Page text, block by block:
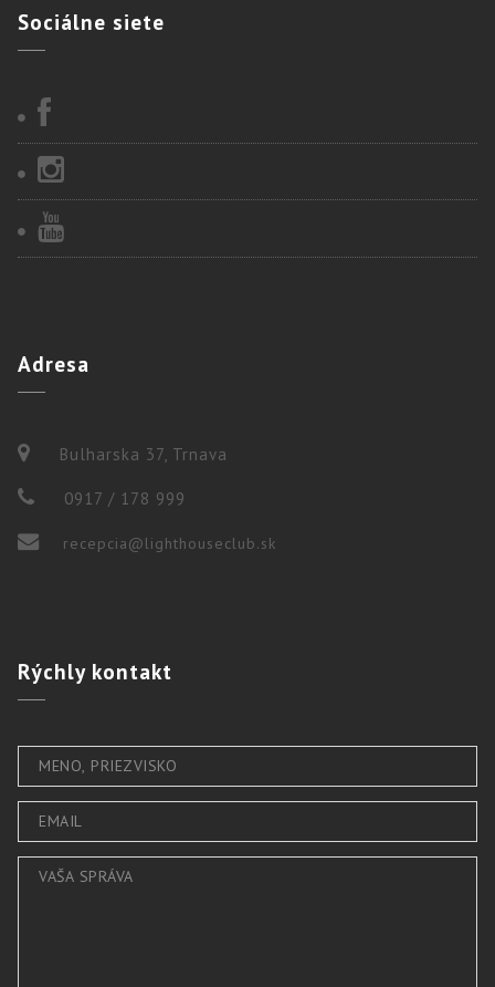
Sociálne siete
Adresa
Bulharska 37, Trnava
0917 / 178 999
recepcia@lighthouseclub.sk
Rýchlykontakt